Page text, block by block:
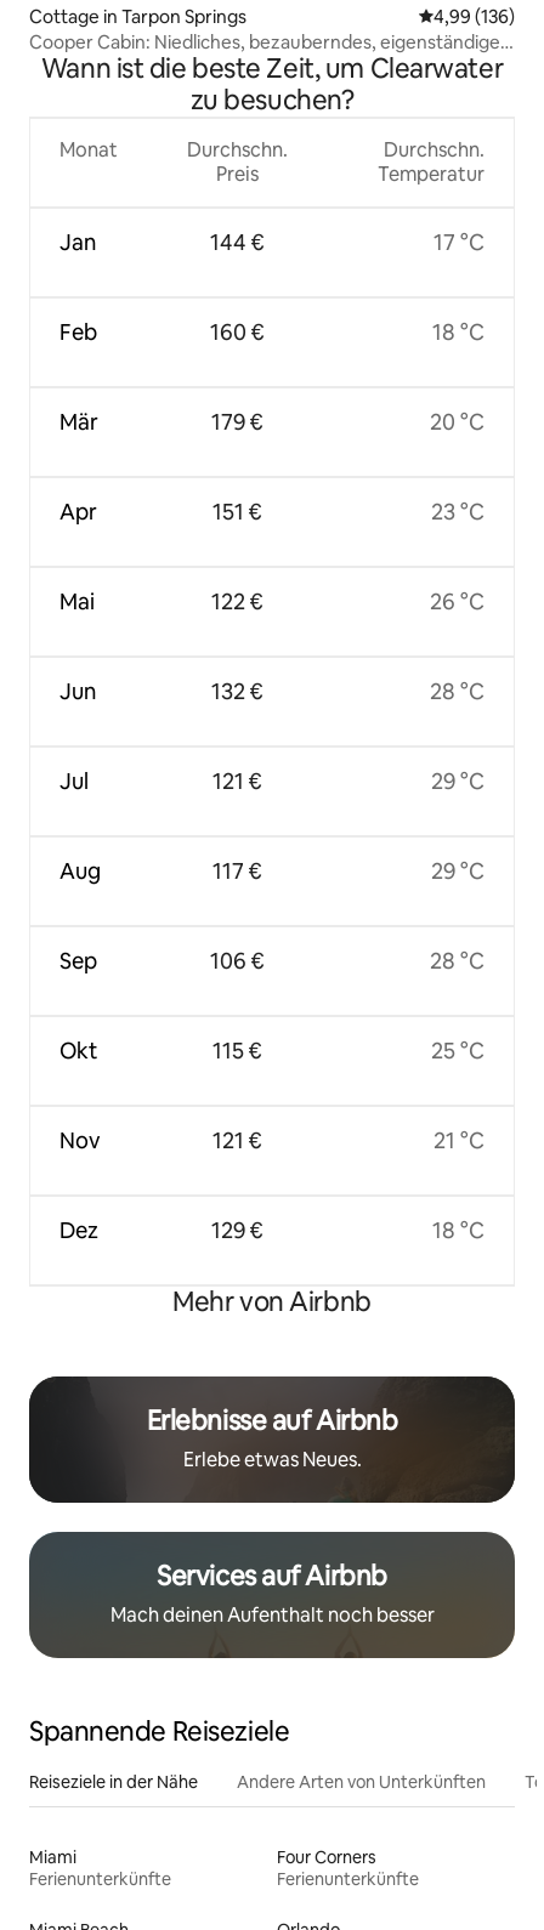
Cottage in Tarpon Springs
4,99 (136)
Cooper Cabin: Niedliches, bezauberndes, eigenständiges
Studio
Wann ist die beste Zeit, um Clearwater
zu besuchen?
Monat
Jan
Feb
Mär
Apr
Mai
Jun
Jul
Aug
Sep
Okt
Nov
Dez
Durchschn.
Preis
144 €
160 €
179 €
151 €
122 €
132 €
121 €
117 €
106 €
115 €
121 €
129 €
Durchschn.
Temperatur
17 °C
18 °C
20 °C
23 °C
26 °C
28 °C
29 °C
29 °C
28 °C
25 °C
21 °C
18 °C
Mehr von Airbnb
Erlebnisse auf Airbnb
Erlebe etwas Neues.
Services auf Airbnb
Mach deinen Aufenthalt noch besser
Spannende Reiseziele
Reiseziele in der Nähe Andere Arten von Unterkünften
Miami
Ferienunterkünfte
Four Corners
Ferienunterkünfte